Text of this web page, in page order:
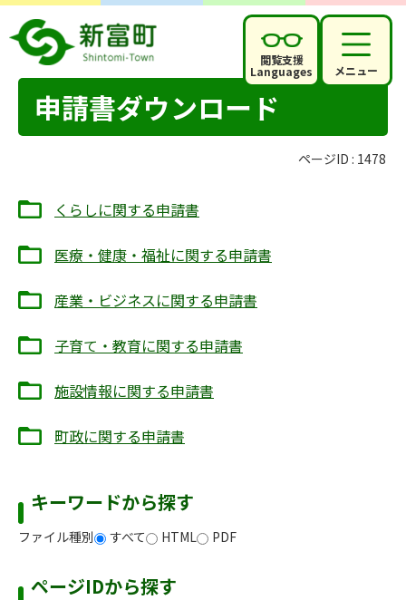
閲覧支援
Languages メニュー
申請書ダウンロード
ページID : 1478
くらしに関する申請書
医療・健康・福祉に関する申請書
産業・ビジネスに関する申請書
子育て・教育に関する申請書
施設情報に関する申請書
町政に関する申請書
キーワードから探す
ファイル種別 すべて HTML PDF
ページIDから探す